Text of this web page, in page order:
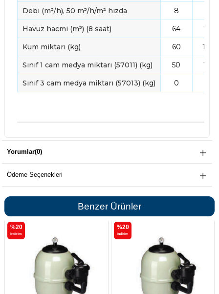
Debi (m³/h), 50 m³/h/m² hızda 8
Havuz hacmi (m³) (8 saat) 64 112
Kum miktarı (kg) 60 148
Sınıf 1 cam medya miktarı (57011) (kg) 50 125
Sınıf 3 cam medya miktarı (57013) (kg) 0
Yorumlar(0)
Ödeme Seçenekleri
Benzer Ürünler
%20
i̇ndirim
%20
i̇ndirim